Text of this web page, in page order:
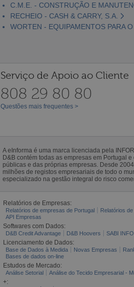
C.M.E. - CONSTRUÇÃO E
RECHEIO - CASH & CARRY, S.A.
WORTEN - EQUIPAMENTOS PARA O
Serviço de Apoio ao Cliente
808 29 80 80
Questões mais frequentes >
A eInforma é uma marca licenciada pela
D&B contém todas as empresas em Portugal
públicas e das próprias empresas. Desde
milhões de registos empresariais de todo o
especializado na gestão integral do risco
Relatórios de Empresas:
Relatórios de empresas de Portugal Relatórios
API Empresas
Softwares com Dados:
D&B Credit Advantage D&B Hoovers SABI
Licenciamento de Dados:
Base de Dados à Medida Novas Empresas
Bases de dados on-line
Estudos de Mercado:
Análise Setorial Análise do Tecido Empresarial -
+: